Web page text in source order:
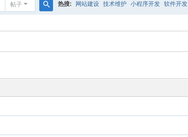
帖子
索
热搜: 网站建设 技术维护 小程序开发 软件开发